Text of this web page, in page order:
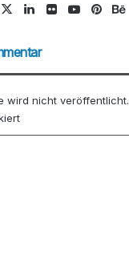
Fa
X
Lin
dIn
Flic
Yo
Pin
wird nicht veröffentlicht.